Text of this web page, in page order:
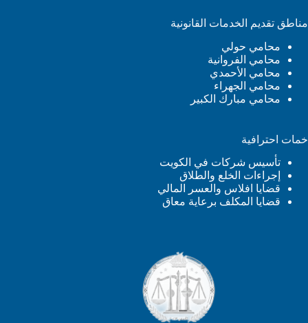
مناطق تقديم الخدمات القانونية
محامي حولي
محامي الفروانية
محامي الأحمدي
محامي الجهراء
محامي مبارك الكبير
خمات احترافية
تأسيس شركات في الكويت
إجراءات الخلع والطلاق
قضايا افلاس والعسر المالي
قضايا المكلف برعاية معاق